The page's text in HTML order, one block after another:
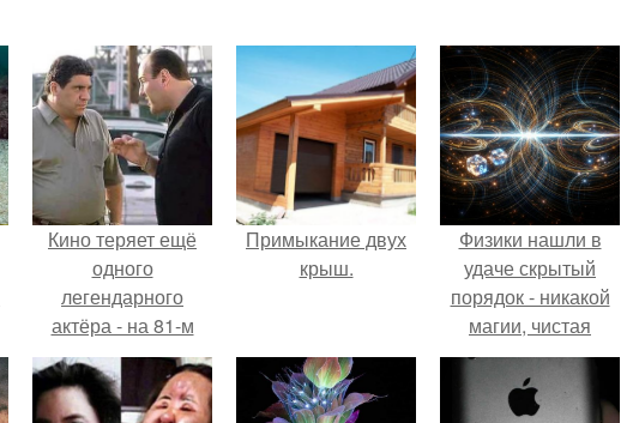
Кино теряет ещё
одного
легендарного
актёра - на 81-м
году жизни не стало
Винсента пасторе.
Примыкание двух
крыш.
Физики нашли в
удаче скрытый
порядок - никакой
магии, чистая
квантовая
механика.